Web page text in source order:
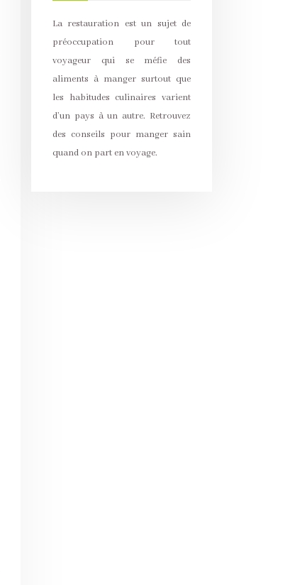
La restauration est un sujet de
préoccupation pour tout
voyageur qui se méfie des
aliments à manger surtout que
les habitudes culinaires varient
d’un pays à un autre. Retrouvez
des conseils pour manger sain
quand on part en voyage.